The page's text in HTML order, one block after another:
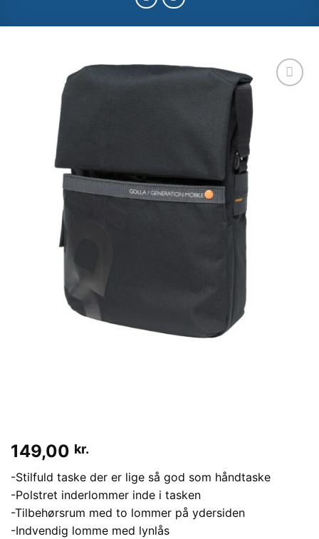
ønskeliste
149,00 kr.
-Stilfuld taske der er lige så god som håndtaske
-Polstret inderlommer inde i tasken
-Tilbehørsrum med to lommer på ydersiden
-Indvendig lomme med lynlås